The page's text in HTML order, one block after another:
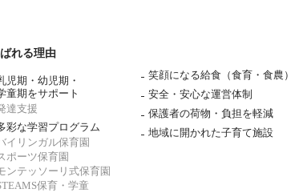
れる理由
児期・幼児期・
童期をサポート
達支援
彩な学習プログラム
イリンガル保育園
ポーツ保育園
ンテッソーリ式保育園
保育・学童
笑顔になる給食（食育・食農）
安全・安心な運営体制
保護者の荷物・負担を軽減
地域に開かれた子育て施設